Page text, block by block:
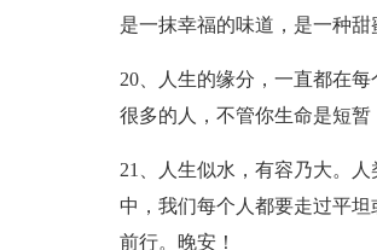
是一抹幸福的味道，是一种
20、人生的缘分，一直都在
很多的人，不管你生命是短
21、人生似水，有容乃大。
中，我们每个人都要走过平
前行。晚安！